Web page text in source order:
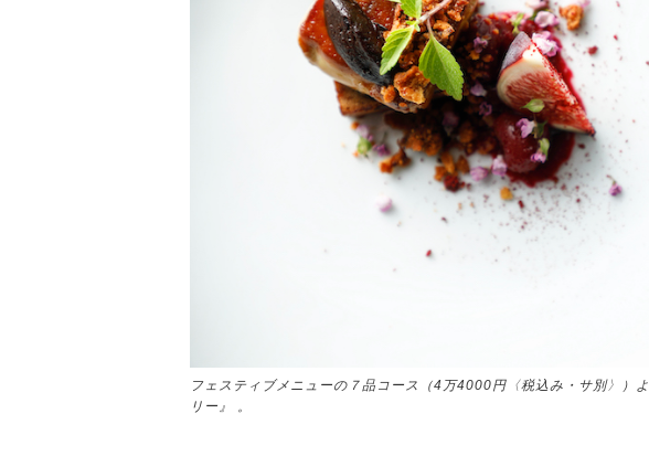
フェスティブメニューの７品コース（4万4000円〈税込み・サ別〉）
リー』 。